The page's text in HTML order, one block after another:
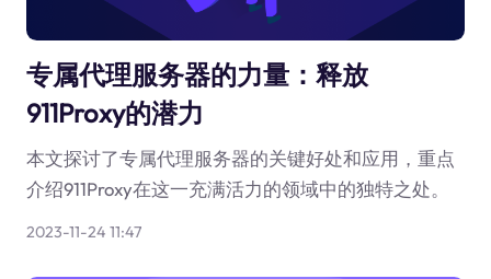
专属代理服务器的力量：释放
911Proxy的潜力
本文探讨了专属代理服务器的关键好处和应用，重点
介绍911Proxy在这一充满活力的领域中的独特之处。
2023-11-24 11:47